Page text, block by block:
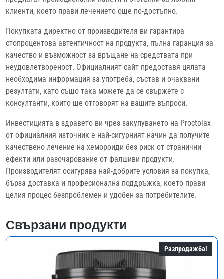
клиенти, което прави лечението още по-достъпно.
Покупката директно от производителя ви гарантира
стопроцентова автентичност на продукта, пълна гаранция за
качество и възможност за връщане на средствата при
неудовлетвореност. Официалният сайт предоставя цялата
необходима информация за употреба, състав и очаквани
резултати, като също така можете да се свържете с
консултанти, които ще отговорят на вашите въпроси.
Инвестицията в здравето ви чрез закупуването на Proctolax
от официалния източник е най-сигурният начин да получите
качествено лечение на хемороиди без риск от странични
ефекти или разочарование от фалшиви продукти.
Производителят осигурява най-добрите условия за покупка,
бърза доставка и професионална поддръжка, което прави
целия процес безпроблемен и удобен за потребителите.
Свързани продукти
Разпродажба!